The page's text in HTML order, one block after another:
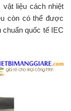
liệu cách nhiệt
còn có thể được
quốc tế IEC